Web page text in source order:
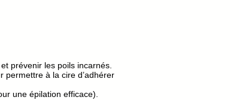
prévenir les poils incarnés.
permettre à la cire d’adhérer
une épilation efficace).